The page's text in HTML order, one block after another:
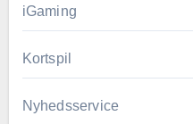
iGaming
Kortspil
Nyhedsservice